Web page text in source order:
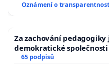
Oznámení o
Za zachování
demokratické společnosti
65 podpisů